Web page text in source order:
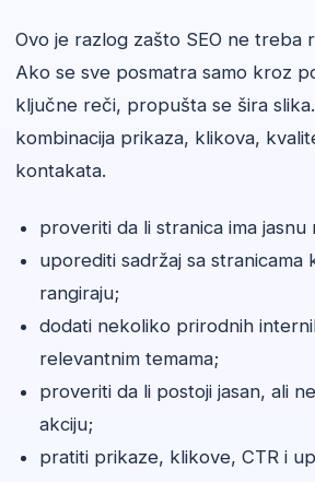
Ovo je razlog zašto SEO ne treba
Ako se sve posmatra samo kroz
ključne reči, propušta se šira
kombinacija prikaza, klikova,
kontakata.
proveriti da li stranica ima
uporediti sadržaj sa stranicama
rangiraju;
dodati nekoliko prirodnih
relevantnim temama;
proveriti da li postoji jasan, ali
akciju;
pratiti prikaze, klikove, CTR i